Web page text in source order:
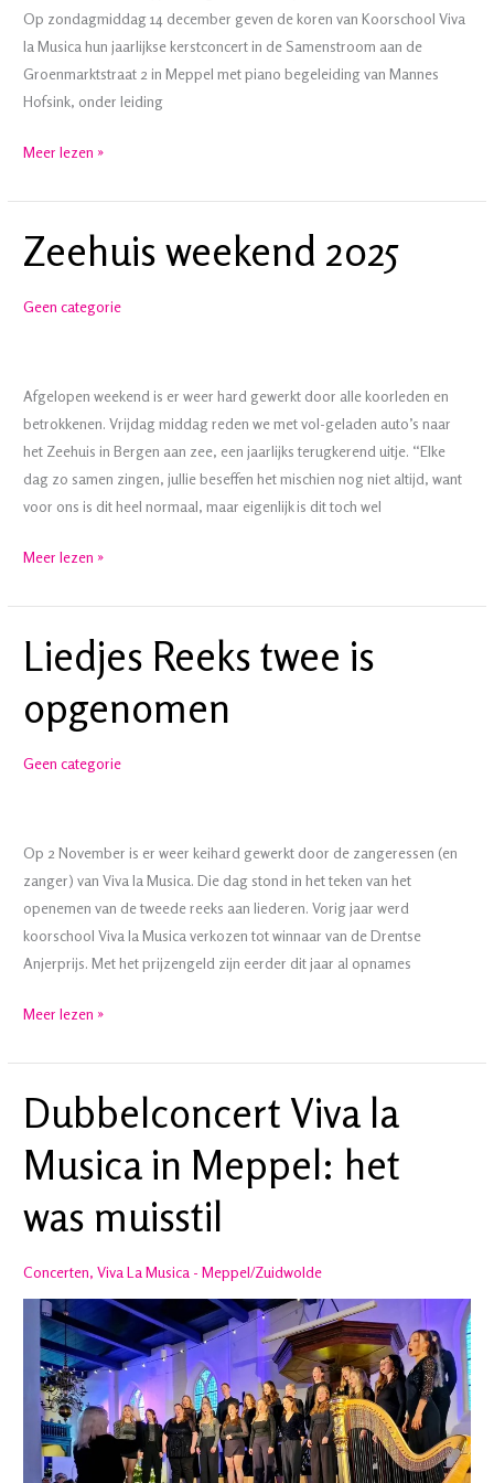
Op zondagmiddag 14 december geven de koren van Koorschool Viva
la Musica hun jaarlijkse kerstconcert in de Samenstroom aan de
Groenmarktstraat 2 in Meppel met piano begeleiding van Mannes
Hofsink, onder leiding
Kerstconcert
Meer lezen »
Zeehuis weekend 2025
Geen categorie
Afgelopen weekend is er weer hard gewerkt door alle koorleden en
betrokkenen. Vrijdag middag reden we met vol-geladen auto’s naar
het Zeehuis in Bergen aan zee, een jaarlijks terugkerend uitje. “Elke
dag zo samen zingen, jullie beseffen het mischien nog niet altijd, want
voor ons is dit heel normaal, maar eigenlijk is dit toch wel
Zeehuis
2025
Meer lezen »
Liedjes Reeks twee is
opgenomen
Geen categorie
Op 2 November is er weer keihard gewerkt door de zangeressen (en
zanger) van Viva la Musica. Die dag stond in het teken van het
openemen van de tweede reeks aan liederen. Vorig jaar werd
koorschool Viva la Musica verkozen tot winnaar van de Drentse
Anjerprijs. Met het prijzengeld zijn eerder dit jaar al opnames
Liedjes
twee
is
opgenomen
Meer lezen »
Dubbelconcert Viva la
Musica in Meppel: het
was muisstil
Concerten,Viva La Musica - Meppel/Zuidwolde